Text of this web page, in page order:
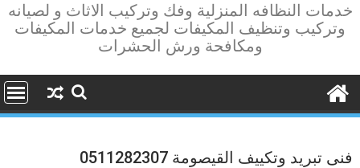
خدمات النظافه المنزلية وفك وتركيب الاثاث و لصيانه
وتركيب وتنظيف المكيفات لجميع خدمات المكيفات
ومكافحة ورش الحشرات
فنى تبريد وتكييف القيصومة 0511282307